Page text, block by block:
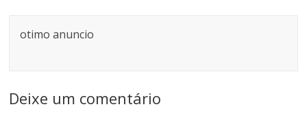
otimo anuncio
Deixe um comentário